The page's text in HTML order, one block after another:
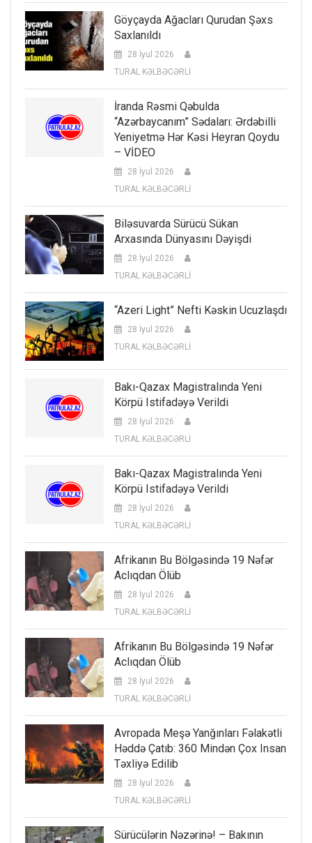
Göyçayda Ağacları Qurudan Şəxs
Saxlanıldı
28 İyul 2026
TURAL KƏLBƏCƏRLİ
İranda Rəsmi Qəbulda
“Azərbaycanım” Sədaları: Ərdəbilli
Yeniyetmə Hər Kəsi Heyran Qoydu
– VİDEO
28 İyul 2026
TURAL KƏLBƏCƏRLİ
Biləsuvarda Sürücü Sükan
Arxasında Dünyasını Dəyişdi
28 İyul 2026
TURAL KƏLBƏCƏRLİ
“Azeri Light” Nefti Kəskin Ucuzlaşdı
28 İyul 2026
TURAL KƏLBƏCƏRLİ
Bakı-Qazax Magistralında Yeni
Körpü Istifadəyə Verildi
28 İyul 2026
TURAL KƏLBƏCƏRLİ
Bakı-Qazax Magistralında Yeni
Körpü Istifadəyə Verildi
28 İyul 2026
TURAL KƏLBƏCƏRLİ
Afrikanın Bu Bölgəsində 19 Nəfər
Aclıqdan Ölüb
28 İyul 2026
TURAL KƏLBƏCƏRLİ
Afrikanın Bu Bölgəsində 19 Nəfər
Aclıqdan Ölüb
28 İyul 2026
TURAL KƏLBƏCƏRLİ
Avropada Meşə Yanğınları Fəlakətli
Həddə Çatıb: 360 Mindən Çox Insan
Təxliyə Edilib
28 İyul 2026
TURAL KƏLBƏCƏRLİ
Sürücülərin Nəzərinə! – Bakının